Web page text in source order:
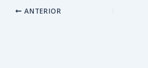
ANTERIOR